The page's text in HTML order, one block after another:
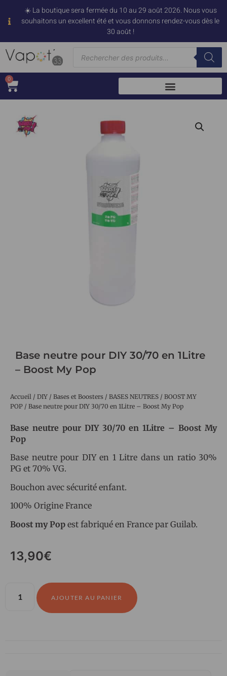
☀️ La boutique sera fermée du 10 au 29 août 2026. Nous vous
souhaitons un excellent été et vous donnons rendez-vous dès le
30 août !
0
Base neutre pour DIY 30/70 en 1Litre
– Boost My Pop
Accueil / DIY / Bases et Boosters / BASES NEUTRES / BOOST MY
POP / Base neutre pour DIY 30/70 en 1Litre – Boost My Pop
Base neutre pour DIY 30/70 en 1Litre – Boost My
Pop
Base neutre pour DIY en 1 Litre dans un ratio 30%
PG et 70% VG.
Bouchon avec sécurité enfant.
100% Origine France
Boost my Pop est fabriqué en France par Guilab.
13,90€
AJOUTER AU PANIER